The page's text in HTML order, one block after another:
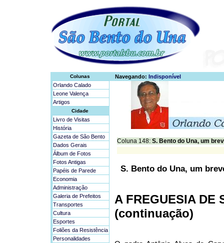
Colunas
Orlando Calado
Leone Valença
Artigos
Cidade
Livro de Visitas
História
Gazeta de São Bento
Dados Gerais
Álbum de Fotos
Fotos Antigas
Papéis de Parede
Economia
Administração
Galeria de Prefeitos
Transportes
Cultura
Esportes
Foliões da Resistência
Personalidades
Navegando: Indisponível
Coluna 148: S. Bento do Una, um
S. Bento do Una, um
A FREGUESIA DE
(continuação)